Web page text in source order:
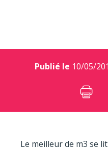
Publié le 10/05/
Le meilleur de m3 se